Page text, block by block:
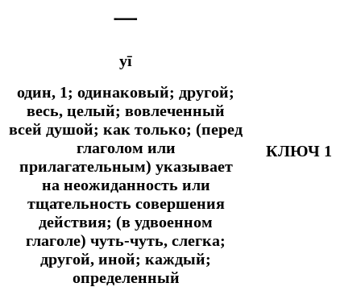
一
yī
один, 1; одинаковый; другой;
весь, целый; вовлеченный
всей душой; как только; (перед
глаголом или
прилагательным) указывает
на неожиданность или
тщательность совершения
действия; (в удвоенном
глаголе) чуть-чуть, слегка;
другой, иной; каждый;
определенный
КЛЮЧ 1